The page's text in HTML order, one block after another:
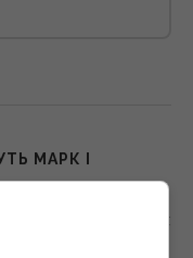
МАРК І
Наступна стаття
DISNEY ДАСТЬ